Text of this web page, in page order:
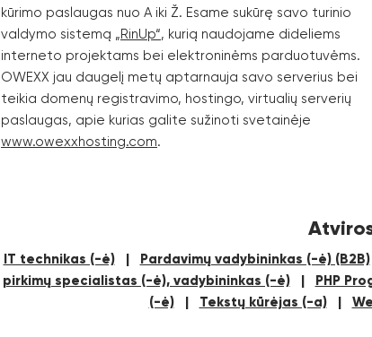
kūrimo paslaugas nuo A iki Ž. Esame sukūrę savo turinio
valdymo sistemą „RinUp“, kurią naudojame dideliems
interneto projektams bei elektroninėms parduotuvėms.
OWEXX jau daugelį metų aptarnauja savo serverius bei
teikia domenų registravimo, hostingo, virtualių serverių
paslaugas, apie kurias galite sužinoti svetainėje
www.owexxhosting.com.
IT technikas (-ė)| Pardavimų vadybininkas (-ė) (B2B)
pirkimų specialistas (-ė), vadybininkas (-ė)| PHP
(-ė)| Tekstų kūrėjas (-a)|